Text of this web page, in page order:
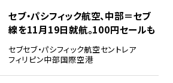
セブ・パシフィック航空、中部＝セブ
線を11月19日就航。100円セールも
セブセブ・パシフィック航空セントレア
フィリピン中部国際空港